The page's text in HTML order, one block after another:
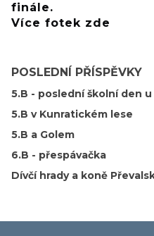
finále.
Více fotek zde
POSLEDNÍ PŘÍSPĚVKY
5.B - poslední školní den u
5.B v Kunratickém lese
5.B a Golem
6.B - přespávačka
Dívčí hrady a koně